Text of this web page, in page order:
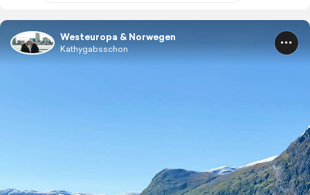
Westeuropa & Norwegen
Kathygabsschon